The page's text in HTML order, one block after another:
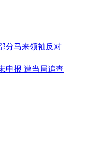
分马来领袖反对
申报 遭当局追查